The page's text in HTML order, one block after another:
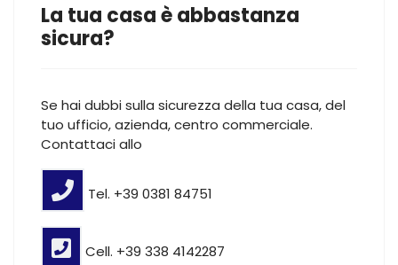
La tua casa è abbastanza
sicura?
Se hai dubbi sulla sicurezza della tua casa, del
tuo ufficio, azienda, centro commerciale.
Contattaci allo
Tel. +39 0381 84751
Cell. +39 338 4142287